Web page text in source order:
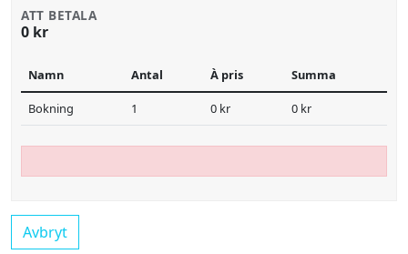
ATT BETALA
0 kr
Namn Antal À pris Summa
Bokning 1 0 kr 0 kr
Avbryt